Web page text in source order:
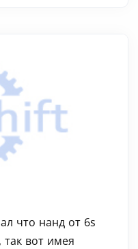
что нанд от 6s
вот имея